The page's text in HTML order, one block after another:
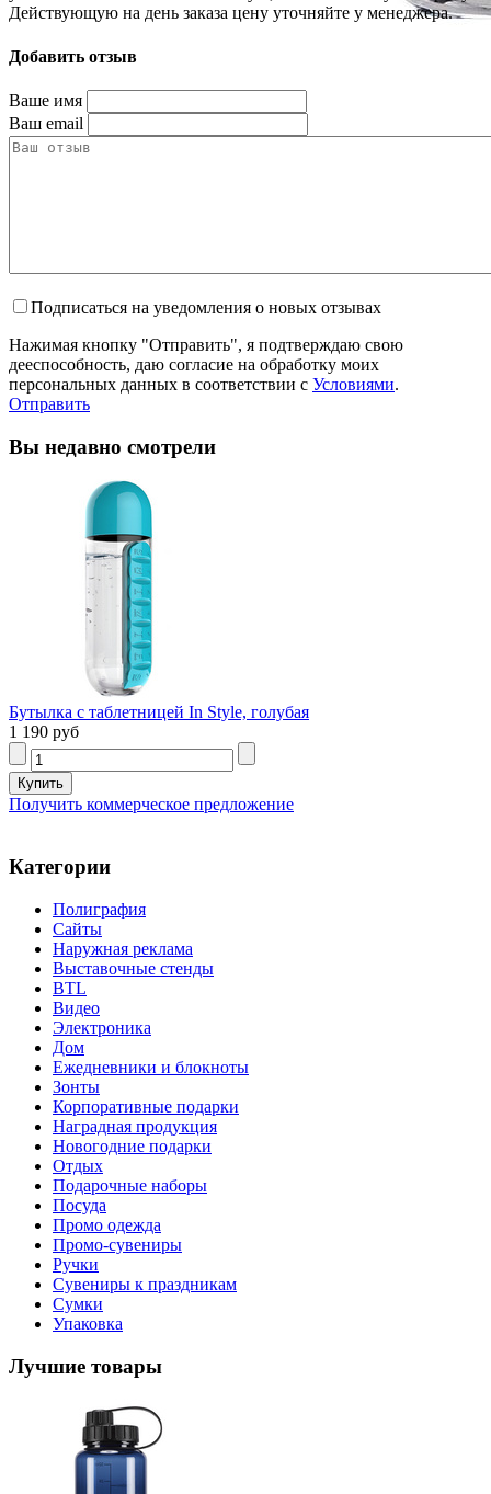
Действующую на день заказа цену уточняйте у менеджера.
Добавить отзыв
Ваше имя
Ваш email
Подписаться на уведомления о новых отзывах
Нажимая кнопку "Отправить", я подтверждаю свою
дееспособность, даю согласие на обработку моих
персональных данных в соответствии с Условиями.
Отправить
Вы недавно смотрели
Бутылка с таблетницей In Style, голубая
1 190 руб
Получить коммерческое предложение
Категории
Полиграфия
Сайты
Наружная реклама
Выставочные стенды
BTL
Видео
Электроника
Дом
Ежедневники и блокноты
Зонты
Корпоративные подарки
Наградная продукция
Новогодние подарки
Отдых
Подарочные наборы
Посуда
Промо одежда
Промо-сувениры
Ручки
Сувениры к праздникам
Сумки
Упаковка
Лучшие товары